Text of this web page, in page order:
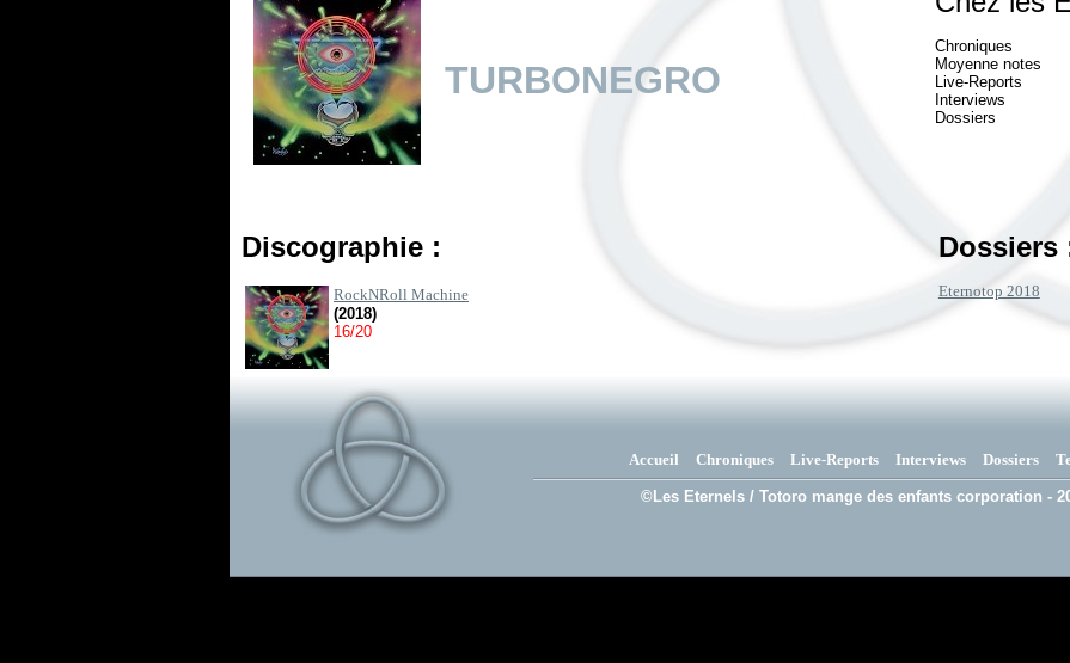
TURBONEGRO
Chroniques
Moyenne notes
Live-Reports
Interviews
Dossiers
Discographie :
RockNRoll Machine
(2018)
16/20
Dossiers
Eternotop 2018
Accueil Chroniques Live-Reports Interviews Dossiers
©Les Eternels / Totoro mange des enfants corporation -